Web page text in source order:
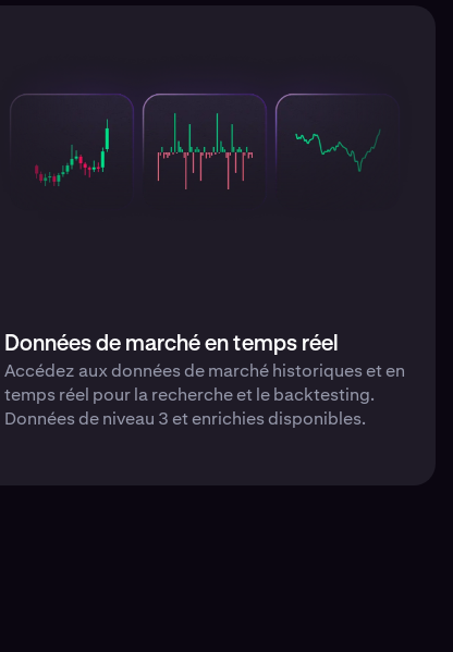
Données de marché en temps réel
Accédez aux données de marché historiques et en
temps réel pour la recherche et le backtesting.
Données de niveau 3 et enrichies disponibles.